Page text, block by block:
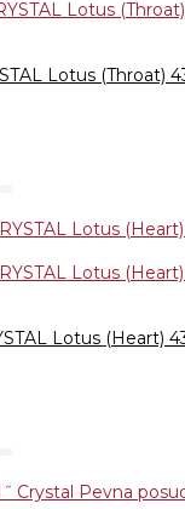
Lotus (Throat)
Lotus (Heart)